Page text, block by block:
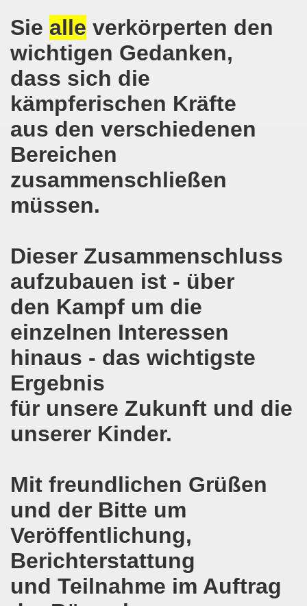
Sie alle verkörperten den
wichtigen Gedanken,
dass sich die
kämpferischen Kräfte
aus den verschiedenen
Bereichen
zusammenschließen
müssen.
Dieser Zusammenschluss
aufzubauen ist - über
den Kampf um die
einzelnen Interessen
hinaus - das wichtigste
Ergebnis
für unsere Zukunft und die
unserer Kinder.
Mit freundlichen Grüßen
und der Bitte um
Veröffentlichung,
Berichterstattung
und Teilnahme im Auftrag
Gelsenkirchen beim Delegierten-Treffen der
sind gezwungen, die Tafel in Anspruch zu nehmen!
bei uns in Gelsenkirchen. Auftakt der weltweiten
YPG-Fahne trotz richterlicher Erlaubnis
mit heißen Brennpunkten
protestiert und demonstriert am 05.03.2018
Bewegung solidarisch am 19.02.2018 im Kampf gegen
Bewegung diskutiert am 19.02.2018 über heißes Eisen
Bewegung in Gelsenkirchen am 05.02.2018 wächst auf
Bewegung am 05.02.2018 diskutiert über
die türkische Invasion in Afrin - kämpferisch,
ruft auf zur ruhrgebietsweiten Demonstration
Bewegung fordert mit über 300facher Stimme: Stoppt
mit gutem Start ins Jahr 2018
Bewegung am 18.12.2017 bestärkt die klare Position:
Zeichen der Solidarität der Völker!
ruft zu Protesten und zu Demonstrationen gegen